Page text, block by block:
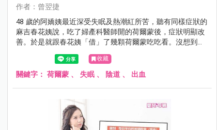
作者：曾翌捷
48 歲的阿嬌姨最近深受失眠及熱潮紅所苦，聽有同樣症狀的
麻吉春花姨說，吃了婦產科醫師開的荷爾蒙後，症狀明顯改
善。於是就跟春花姨「借」了幾顆荷爾蒙吃吃看。沒想到，
吃了幾天，竟然發生陰道大出血，嚇得她花容失色，趕緊到
婦產科求診。
收藏
關鍵字： 荷爾蒙 、 失眠、 陰道 、 出血